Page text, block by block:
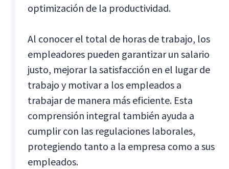
optimización de la productividad.
Al conocer el total de horas de trabajo, los
empleadores pueden garantizar un salario
justo, mejorar la satisfacción en el lugar de
trabajo y motivar a los empleados a
trabajar de manera más eficiente. Esta
comprensión integral también ayuda a
cumplir con las regulaciones laborales,
protegiendo tanto a la empresa como a sus
empleados.